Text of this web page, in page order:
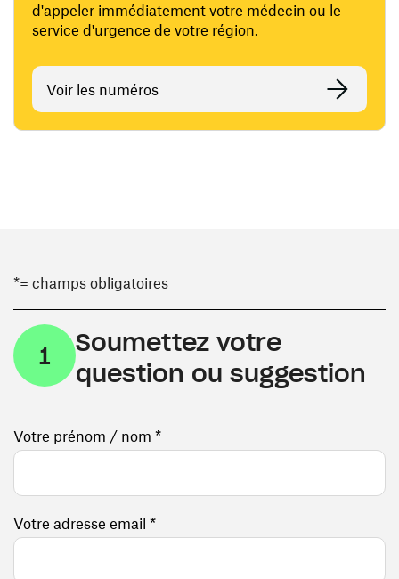
d'appeler immédiatement votre médecin ou le
service d'urgence de votre région.
Voir les numéros
*= champs obligatoires
1
Soumettez votre
question ou suggestion
Votre prénom / nom *
Votre adresse email *